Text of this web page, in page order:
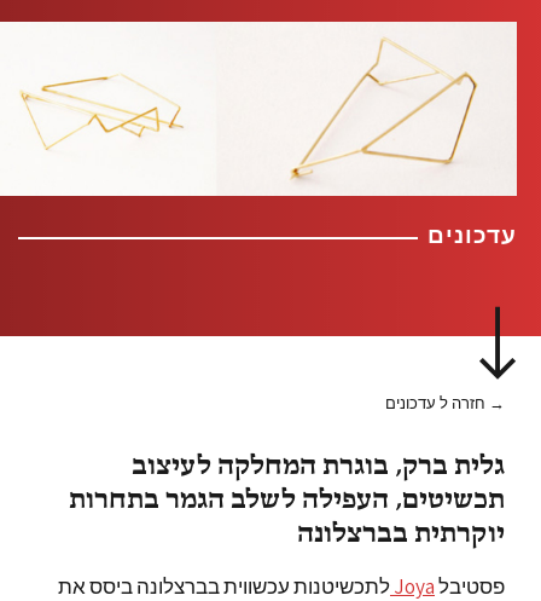
עדכונים
→ חזרה ל עדכונים
גלית ברק, בוגרת המחלקה לעיצוב
תכשיטים, העפילה לשלב הגמר בתחרות
יוקרתית בברצלונה
פסטיבלJoyaלתכשיטנות עכשווית בברצלונה ביסס את